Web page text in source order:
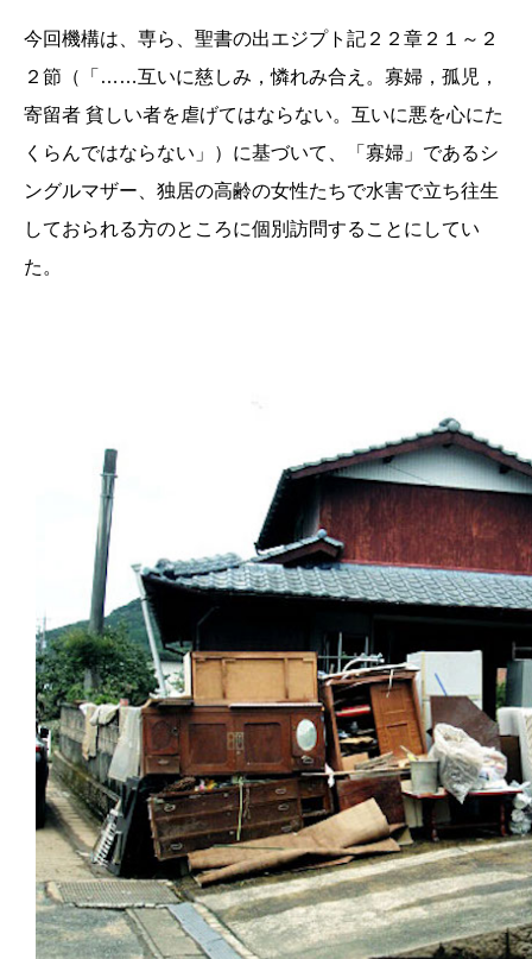
今回機構は、専ら、聖書の出エジプト記２２章２１～２
２節（「……互いに慈しみ，憐れみ合え。寡婦，孤児，
寄留者 貧しい者を虐げてはならない。互いに悪を心にた
くらんではならない」）に基づいて、「寡婦」であるシ
ングルマザー、独居の高齢の女性たちで水害で立ち往生
しておられる方のところに個別訪問することにしてい
た。